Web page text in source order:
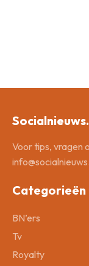
Voor tips, vragen
Categorieën
BN’ers
Tv
Royalty